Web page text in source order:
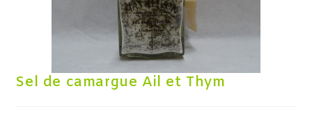
Sel de camargue Ail et Thym